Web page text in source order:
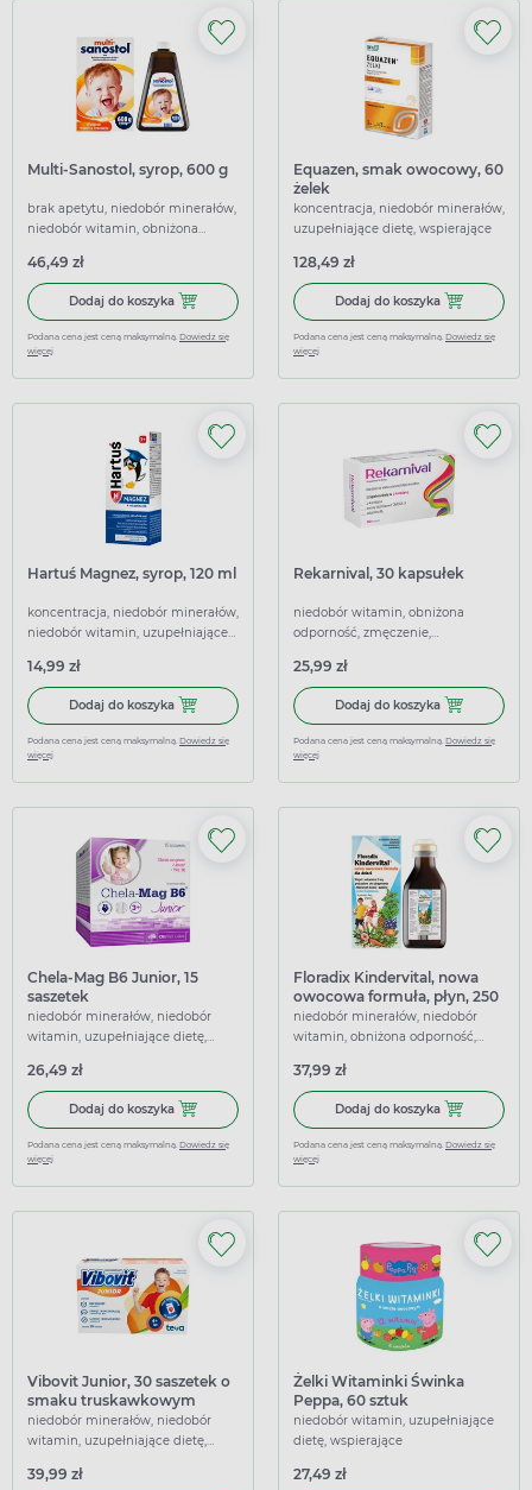
Multi-Sanostol, syrop, 600 g
brak apetytu, niedobór minerałów,
niedobór witamin, obniżona
wzmacniające
46,49 zł
Dodaj do koszyka Dodaj do koszyka Multi-Sanostol, syrop, 600 g
Podana cena jest ceną maksymalną. Dowiedz się
więcej
Equazen, smak owocowy, 60
żelek
koncentracja, niedobór minerałów,
uzupełniające dietę, wspierające
128,49 zł
Dodaj do koszyka Dodaj do
Podana cena jest ceną maksymalną. Dowiedz się
więcej
Hartuś Magnez, syrop, 120 ml
koncentracja, niedobór minerałów,
niedobór witamin, uzupełniające
14,99 zł
Dodaj do koszyka Dodaj do koszyka Hartuś Magnez, syrop, 120 ml
Podana cena jest ceną maksymalną. Dowiedz się
więcej
Rekarnival, 30 kapsułek
niedobór witamin, obniżona
odporność, zmęczenie,
25,99 zł
Dodaj do koszyka Dodaj do
Podana cena jest ceną maksymalną. Dowiedz się
więcej
Chela-Mag B6 Junior, 15
saszetek
niedobór minerałów, niedobór
witamin, uzupełniające dietę,
26,49 zł
Dodaj do koszyka Dodaj do koszyka Chela-Mag B6 Junior, 15 saszetek
Podana cena jest ceną maksymalną. Dowiedz się
więcej
Floradix Kindervital, nowa
owocowa formuła, płyn, 250
ml
niedobór minerałów, niedobór
witamin, obniżona odporność,
37,99 zł
Dodaj do koszyka Dodaj do
Podana cena jest ceną maksymalną. Dowiedz się
więcej
Vibovit Junior, 30 saszetek o
smaku truskawkowym
niedobór minerałów, niedobór
witamin, uzupełniające dietę,
39,99 zł
Żelki Witaminki Świnka
Peppa, 60 sztuk
niedobór witamin, uzupełniające
dietę, wspierające
27,49 zł